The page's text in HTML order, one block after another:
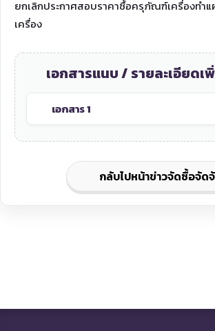
ยกเลิกประกาศสอบราคาซื้อครุภัณฑ์เครื่องทำแ
เครื่อง
เอกสารแนบ / รายละเอียดเ
เอกสาร 1
กลับไปหน้าข่าวจัดซื้อจัด